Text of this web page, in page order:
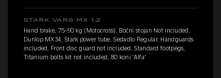
STARK VARG MX 1.2
Hand brake, 75-90 kg (Motocross), Boční stojan Not included,
Dunlop MX34, Stark power tube, Sedadlo Regular, Handguards
included, Front disc guard not included, Standard footpegs,
Titanium bolts kit not included, 80 koní 'Alfa'